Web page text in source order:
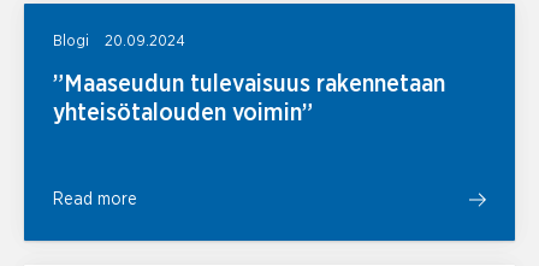
Blogi 20.09.2024
”Maaseudun tulevaisuus rakennetaan
yhteisötalouden voimin”
Read more